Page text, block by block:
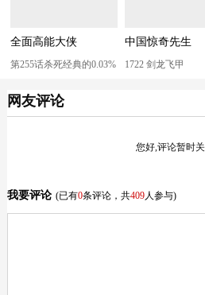
全面高能大侠
第255话杀死经典的0.03%
中国惊奇先生
1722 剑龙飞甲
网友评论
您好,评论暂时
我要评论 (已有0条评论，共409人参与)